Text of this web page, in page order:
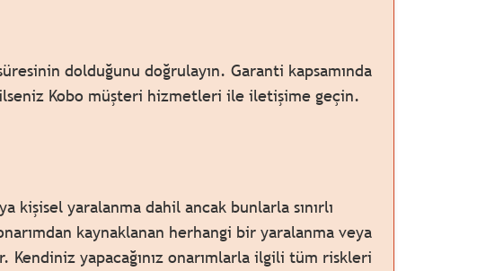
dolduğunu doğrulayın. Garanti kapsamında
Kobo müşteri hizmetleri ile iletişime geçin.
kişisel yaralanma dahil ancak bunlarla sınırlı
kaynaklanan herhangi bir yaralanma veya
Kendiniz yapacağınız onarımlarla ilgili tüm riskleri